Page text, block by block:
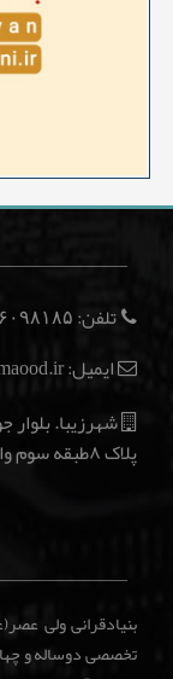
تلفن:
ایمیل: info@maood.ir
شهرزیبا.
پلاک ۸طبقه سوم واحد۲۰
بنیادقرانی ولی
تخصصی دوساله و